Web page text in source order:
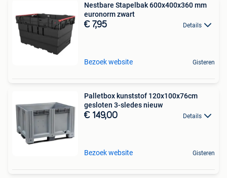
Nestbare Stapelbak 600x400x360 mm
euronorm zwart
€ 7,95 Details
Bezoek website Gisteren
Palletbox kunststof 120x100x76cm
gesloten 3-sledes nieuw
€ 149,00 Details
Bezoek website Gisteren